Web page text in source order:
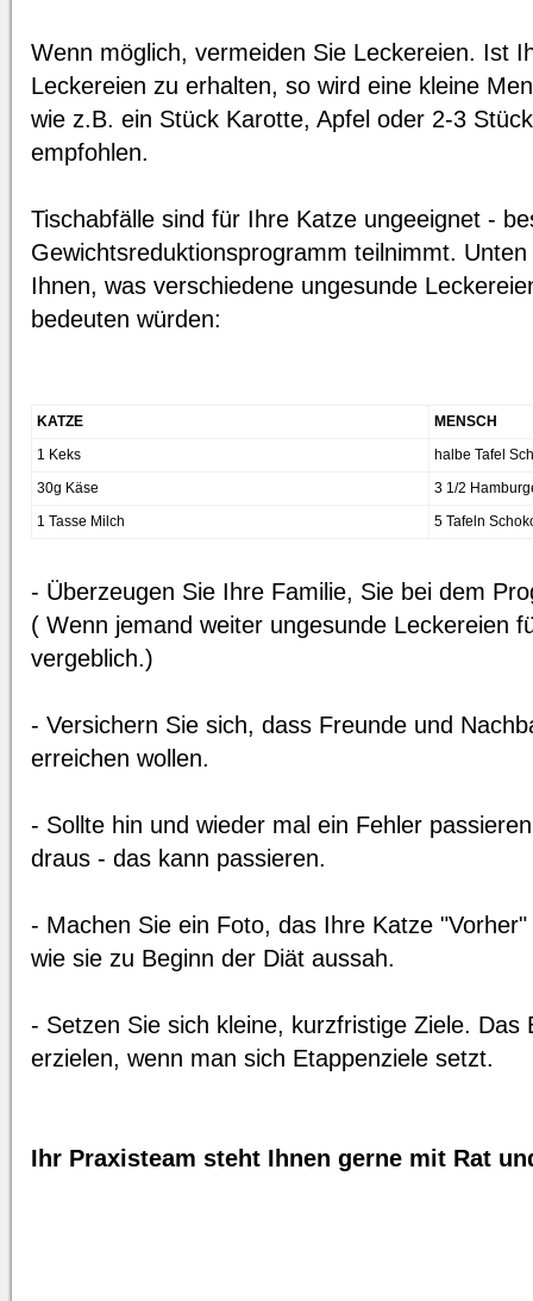
Wenn möglich, vermeiden Sie Leckereien. Ist
Leckereien zu erhalten, so wird eine kleine
wie z.B. ein Stück Karotte, Apfel oder 2-3
empfohlen.
Tischabfälle sind für Ihre Katze ungeeignet -
Gewichtsreduktionsprogramm teilnimmt.
Ihnen, was verschiedene ungesunde
bedeuten würden:
KATZE
MENSCH
1 Keks
halbe Tafel
30g Käse
3 1/2
1 Tasse Milch
5 Tafeln
- Überzeugen Sie Ihre Familie, Sie bei dem
( Wenn jemand weiter ungesunde Leckereien
vergeblich.)
- Versichern Sie sich, dass Freunde und
erreichen wollen.
- Sollte hin und wieder mal ein Fehler
draus - das kann passieren.
- Machen Sie ein Foto, das Ihre Katze
wie sie zu Beginn der Diät aussah.
- Setzen Sie sich kleine, kurzfristige Ziele. Das
erzielen, wenn man sich Etappenziele setzt.
Ihr Praxisteam steht Ihnen gerne mit Rat